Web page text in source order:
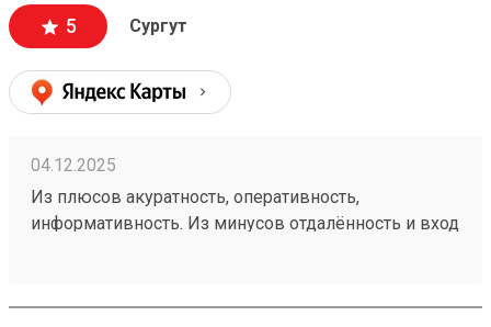
5 Сургут
04.12.2025
Из плюсов акуратность, оперативность,
информативность. Из минусов отдалённость и вход
250896935.